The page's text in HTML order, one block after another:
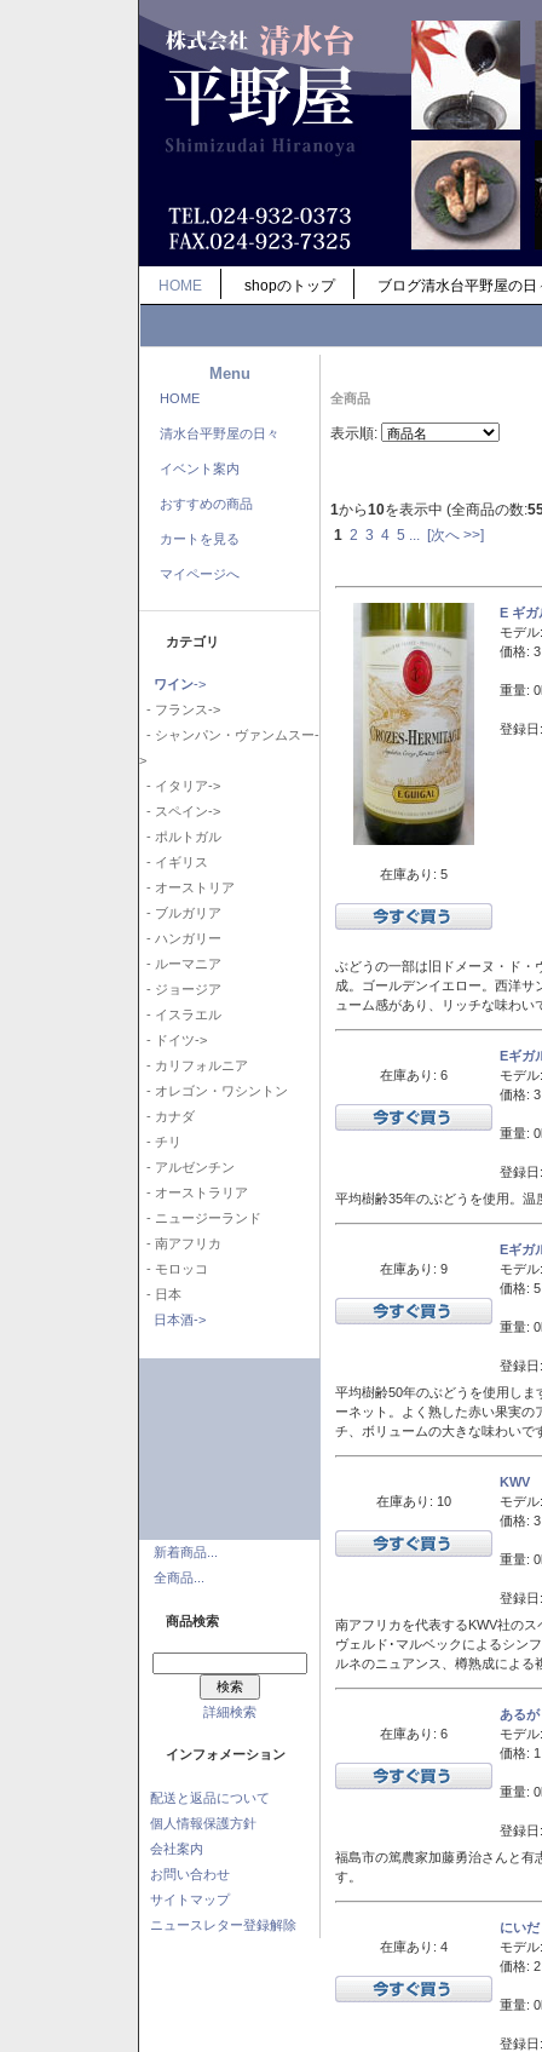
HOME shopのトップ ブログ清水台平野屋の日
Menu
HOME
清水台平野屋の日々
イベント案内
おすすめの商品
カートを見る
マイページへ
カテゴリ
ワイン->
- フランス->
- シャンパン・ヴァンムスー-
>
- イタリア->
- スペイン->
- ポルトガル
- イギリス
- オーストリア
- ブルガリア
- ハンガリー
- ルーマニア
- ジョージア
- イスラエル
- ドイツ->
- カリフォルニア
- オレゴン・ワシントン
- カナダ
- チリ
- アルゼンチン
- オーストラリア
- ニュージーランド
- 南アフリカ
- モロッコ
- 日本
日本酒->
新着商品...
全商品...
商品検索
詳細検索
インフォメーション
配送と返品について
個人情報保護方針
会社案内
お問い合わせ
サイトマップ
ニュースレター登録解除
全商品
表示順:
1から10を表示中 (全商品の数:
1 2 3 4 5 [次へ >>]
在庫あり: 5
E ギ
モデル:
価格:
重量:
登録
ぶどうの一部は旧ドメーヌ・ド・
成。ゴールデンイエロー。西洋
ューム感があり、リッチな味わい
在庫あり: 6
Eギガ
モデル:
価格:
重量:
登録
平均樹齢35年のぶどうを使用。
在庫あり: 9
Eギガ
モデル:
価格:
重量:
登録
平均樹齢50年のぶどうを使用し
ーネット。よく熟した赤い果実
チ、ボリュームの大きな味わいで
在庫あり: 10
KWV
モデル:
価格:
重量:
登録
南アフリカを代表するKWV社の
ヴェルド･マルベックによるシン
ルネのニュアンス、樽熟成によ
在庫あり: 6
ある
モデル:
価格:
重量:
登録
福島市の篤農家加藤勇治さんと有
す。
在庫あり: 4
にい
モデル:
価格:
重量:
登録